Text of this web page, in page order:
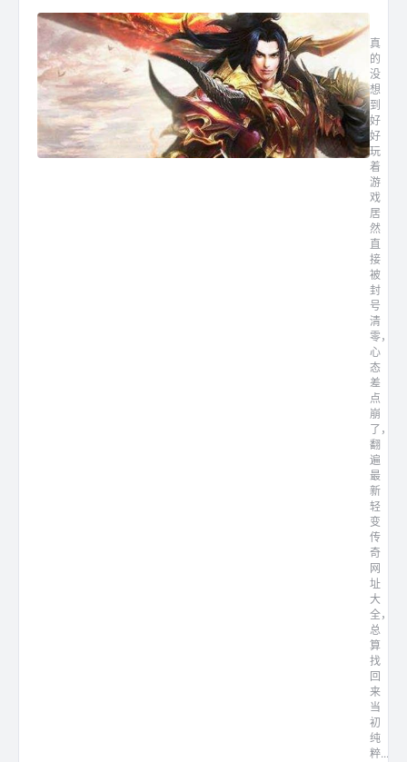
真
的
没
想
到
好
好
玩
着
游
戏
居
然
直
接
被
封
号
清
零，
心
态
差
点
崩
了，
翻
遍
最
新
轻
变
传
奇
网
址
大
全，
总
算
找
回
来
当
初
纯
粹...